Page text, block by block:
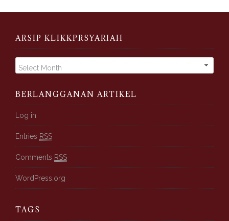
ARSIP KLIKKPRSYARIAH
A
i
p
K
l
i
k
k
r
y
BERLANGGANAN ARTIKEL
Log in
Entries RSS
Comments RSS
WordPress.org
TAGS